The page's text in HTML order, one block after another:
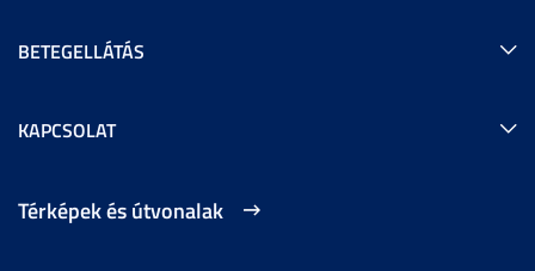
BETEGELLÁTÁS
KAPCSOLAT
Térképek és útvonalak